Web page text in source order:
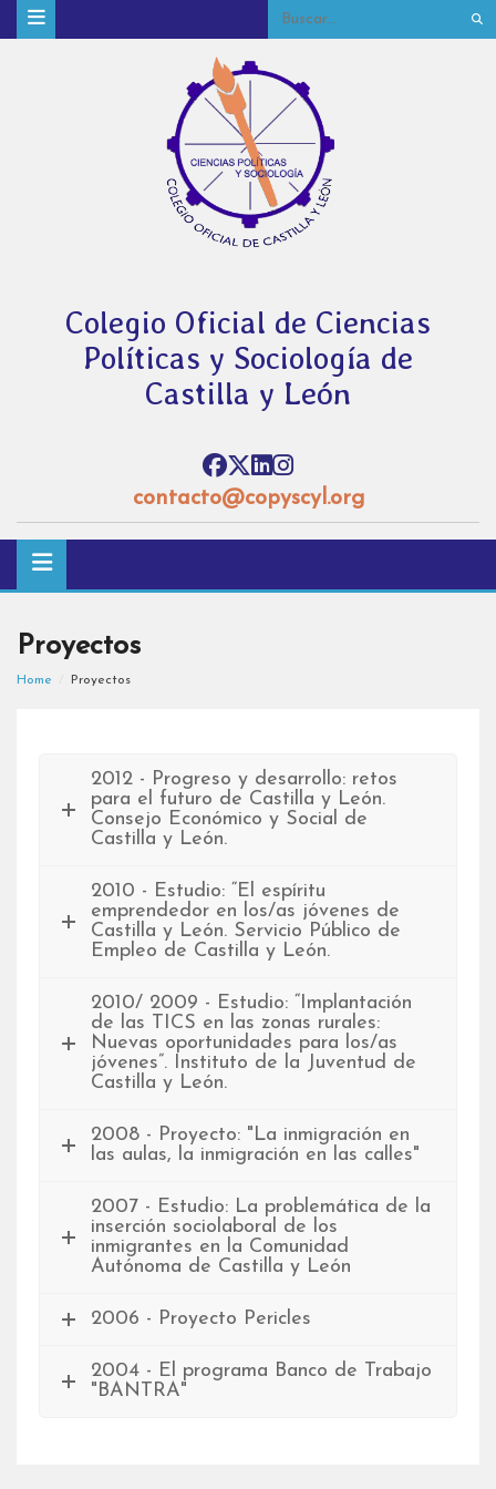
Colegio Oficial de Ciencias
Políticas y Sociología de
Castilla y León
contacto@copyscyl.org
Proyectos
Home Proyectos
2012 - Progreso y desarrollo: retos
para el futuro de Castilla y León.
Consejo Económico y Social de
Castilla y León.
2010 - Estudio: “El espíritu
emprendedor en los/as jóvenes de
Castilla y León. Servicio Público de
Empleo de Castilla y León.
2010/ 2009 - Estudio: “Implantación
de las TICS en las zonas rurales:
Nuevas oportunidades para los/as
jóvenes”. Instituto de la Juventud de
Castilla y León.
2008 - Proyecto: "La inmigración en
las aulas, la inmigración en las calles"
2007 - Estudio: La problemática de la
inserción sociolaboral de los
inmigrantes en la Comunidad
Autónoma de Castilla y León
2006 - Proyecto Pericles
2004 - El programa Banco de Trabajo
"BANTRA"